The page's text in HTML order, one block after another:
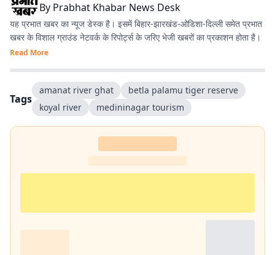
By Prabhat Khabar News Desk
यह प्रभात खबर का न्यूज डेस्क है। इसमें बिहार-झारखंड-ओडिशा-दिल्‍ली समेत प्रभात
खबर के विशाल ग्राउंड नेटवर्क के रिपोर्ट्स के जरिए भेजी खबरों का प्रकाशन होता है।
Read More
Tags
amanat river ghat
betla palamu tiger reserve
koyal river
medininagar tourism